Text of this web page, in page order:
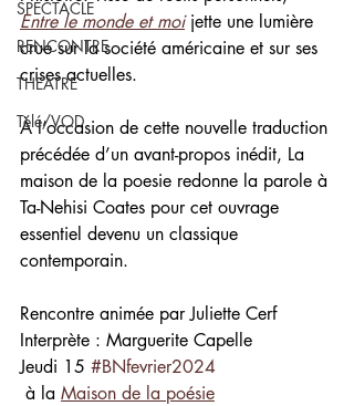
SPECTACLE
RENCONTRE
THEATRE
Télé/VOD
Entre le monde et moi jette une lumière
crue sur la société américaine et sur ses
crises actuelles.
À l’occasion de cette nouvelle traduction
précédée d’un avant-propos inédit, La
maison de la poesie redonne la parole à
Ta-Nehisi Coates pour cet ouvrage
essentiel devenu un classique
contemporain.
Rencontre animée par Juliette Cerf
Interprète : Marguerite Capelle
Jeudi 15 #BNfevrier2024
à la Maison de la poésie